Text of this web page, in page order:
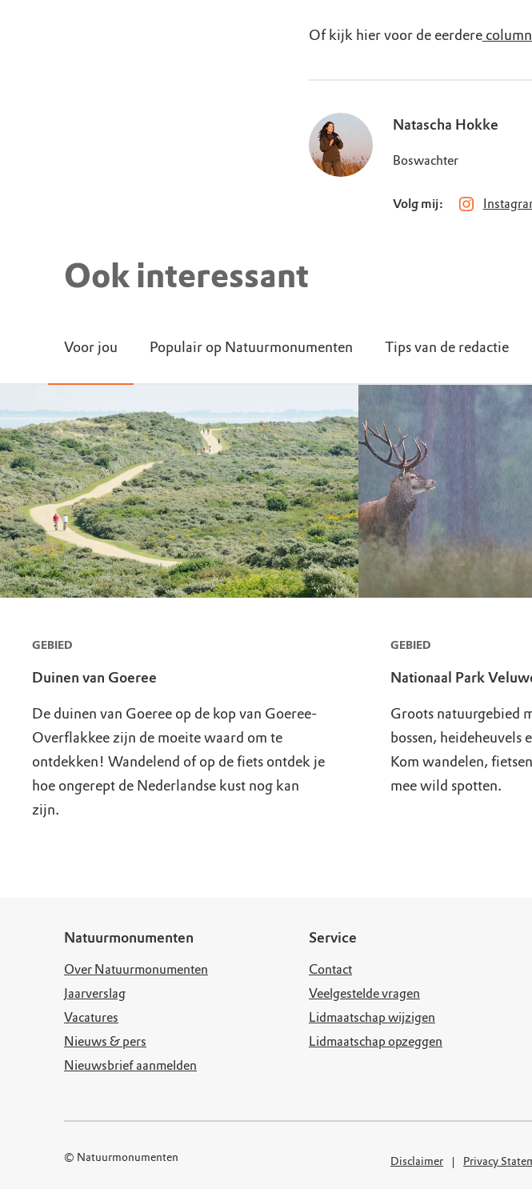
Of kijk hier voor de eerdere
Natascha Hokke
Boswachter
Volg mij:
Ook interessant
Voor jou Populair op Natuurmonumenten Tips van de redactie
GEBIED
Duinen van Goeree
De duinen van Goeree op de kop van Goeree-
Overflakkee zijn de moeite waard om te
ontdekken! Wandelend of op de fiets ontdek je
hoe ongerept de Nederlandse kust nog kan
zijn.
GEBIED
Nationaal Park
Groots natuurgebied
bossen, heideheuvels
Kom wandelen,
mee wild spotten.
Natuurmonumenten
Over Natuurmonumenten
Jaarverslag
Vacatures
Nieuws & pers
Nieuwsbrief aanmelden
Service
Contact
Veelgestelde vragen
Lidmaatschap wijzigen
Lidmaatschap opzeggen
© Natuurmonumenten Disclaimer Privacy